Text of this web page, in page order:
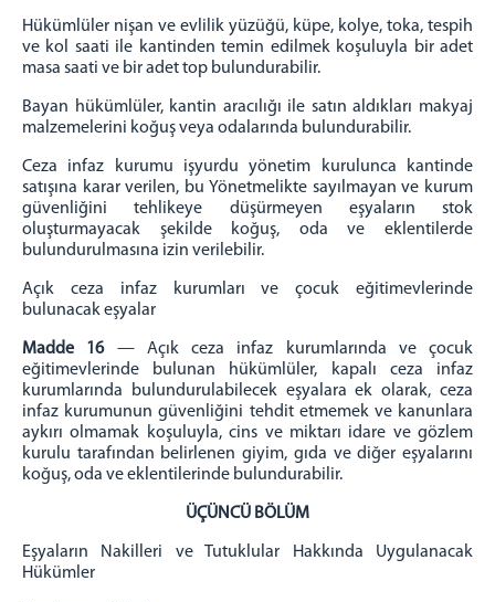
Hükümlüler nişan ve evlilik yüzüğü, küpe, kolye, toka, tespih
ve kol saati ile kantinden temin edilmek koşuluyla bir adet
masa saati ve bir adet top bulundurabilir.
Bayan hükümlüler, kantin aracılığı ile satın aldıkları makyaj
malzemelerini koğuş veya odalarında bulundurabilir.
Ceza infaz kurumu işyurdu yönetim kurulunca kantinde
satışına karar verilen, bu Yönetmelikte sayılmayan ve kurum
güvenliğini tehlikeye düşürmeyen eşyaların stok
oluşturmayacak şekilde koğuş, oda ve eklentilerde
bulundurulmasına izin verilebilir.
Açık ceza infaz kurumları ve çocuk eğitimevlerinde
bulunacak eşyalar
Madde 16— Açık ceza infaz kurumlarında ve çocuk
eğitimevlerinde bulunan hükümlüler, kapalı ceza infaz
kurumlarında bulundurulabilecek eşyalara ek olarak, ceza
infaz kurumunun güvenliğini tehdit etmemek ve kanunlara
aykırı olmamak koşuluyla, cins ve miktarı idare ve gözlem
kurulu tarafından belirlenen giyim, gıda ve diğer eşyalarını
koğuş, oda ve eklentilerinde bulundurabilir.
ÜÇÜNCÜ BÖLÜM
Eşyaların Nakilleri ve Tutuklular Hakkında Uygulanacak
Hükümler